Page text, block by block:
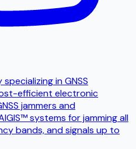
in GNSS
efficient electronic
jammers and
systems for jamming all
bands, and signals up to